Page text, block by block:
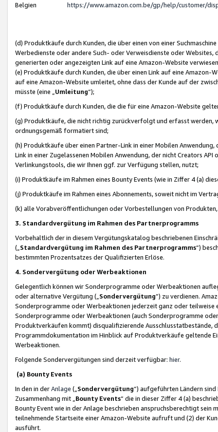
Belgien
https://www.amazon.com.be/gp/help/customer/
(d) Produktkäufe durch Kunden, die über einen von einer
Werbedienste oder andere Such- oder Verweisdienste oder Websites,
generierten oder angezeigten Link auf eine Amazon-Website
(e) Produktkäufe durch Kunden, die über einen Link auf eine
auf eine Amazon-Website umleitet, ohne dass der Kunde auf der
müsste (eine „ Umleitung“);
(f) Produktkäufe durch Kunden, die die für eine Amazon-Website
(g) Produktkäufe, die nicht richtig zurückverfolgt und erfasst werden,
ordnungsgemäß formatiert sind;
(h) Produktkäufe über einen Partner-Link in einer Mobilen
Link in einer Zugelassenen Mobilen Anwendung, der nicht Creators
Verlinkungstools, die wir Ihnen ggf. zur Verfügung stellen, nutzt;
(i) Produktkäufe im Rahmen eines Bounty Events (wie in Ziffer 4 (a)
(j) Produktkäufe im Rahmen eines Abonnements, soweit nicht im
(k) alle Vorabveröffentlichungen oder Vorbestellungen von
3. Standardvergütung im Rahmen des Partnerprogramms
Vorbehaltlich der in diesem Vergütungskatalog beschriebenen
(„ Standardvergütung im Rahmen des Partnerprogramms“)
bestimmten Prozentsatzes der Qualifizierten Erlöse.
4. Sondervergütung oder Werbeaktionen
Gelegentlich können wir Sonderprogramme oder Werbeaktionen
oder alternative Vergütung („ Sondervergütung”) zu verdienen.
Sonderprogramme oder Werbeaktionen jederzeit ganz oder
Sonderprogramme oder Werbeaktionen (auch Sonderprogramme
Produktverkäufen kommt) disqualifizierende Ausschlusstatbestände,
Programmdokumentation im Hinblick auf Produktverkäufe geltende
Werbeaktionen.
Folgende Sondervergütungen sind derzeit verfügbar: hier.
(a) Bounty Events
In den in derAnlage („ Sondervergütung“) aufgeführten Ländern
Zusammenhang mit „ Bounty Events“ die in dieser Ziffer 4 (a)
Bounty Event wie in der Anlage beschrieben anspruchsberechtigt sein
teilnehmende Startseite einer Amazon-Website aufruft und (2) der
ausführt.